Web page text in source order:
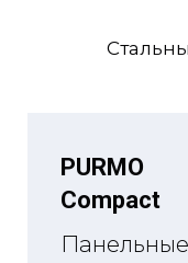
PURMO
Compact
Панельные